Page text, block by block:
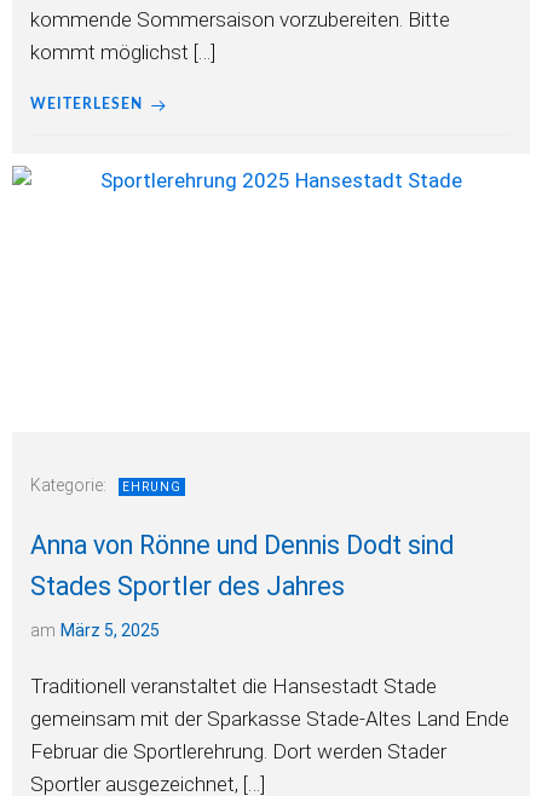
kommende Sommersaison vorzubereiten. Bitte
kommt möglichst […]
WEITERLESEN
Kategorie: EHRUNG
Anna von Rönne und Dennis Dodt sind
Stades Sportler des Jahres
am März 5, 2025
Traditionell veranstaltet die Hansestadt Stade
gemeinsam mit der Sparkasse Stade-Altes Land Ende
Februar die Sportlerehrung. Dort werden Stader
Sportler ausgezeichnet, […]